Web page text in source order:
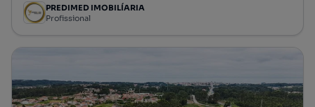
PREDIMED IMOBILÍARIA
Profissional